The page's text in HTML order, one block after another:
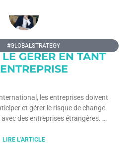
#GLOBALSTRATEGY
DES DEVISES ET
GÉRER EN TANT
les entreprises doivent
et gérer le risque de change
avec des entreprises étrangères.
LIRE L'ARTICLE